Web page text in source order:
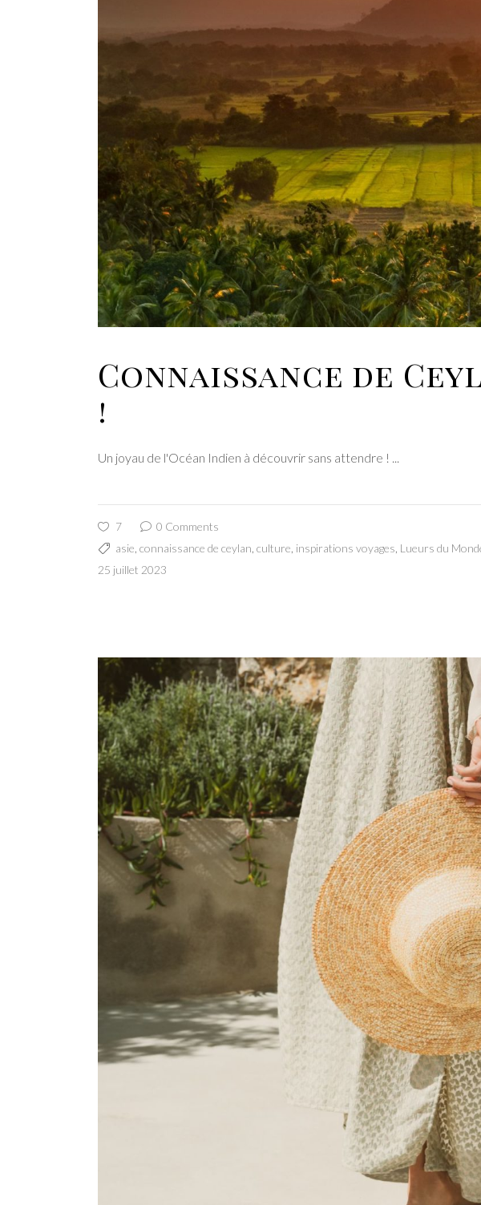
Connaissance de
!
Un joyau de l'Océan Indien à découvrir sans attendre !
7
0 Comments
asie connaissance de ceylan culture inspirations voyages Lueurs du
25 juillet 2023